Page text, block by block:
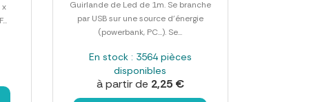
x
Guirlande de Led de 1m. Se branche
par USB sur une source d'énergie
(powerbank, PC...). Se...
En stock : 3564 pièces
disponibles
à partir de 2,25 €